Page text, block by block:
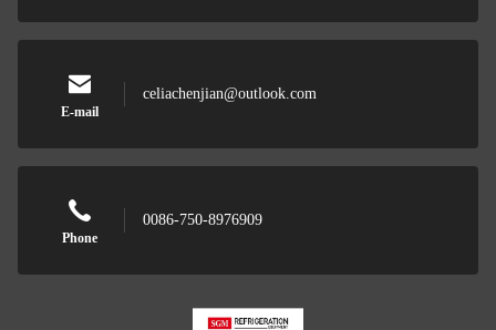
E-mail
celiachenjian@outlook.com
Phone
0086-750-8976909